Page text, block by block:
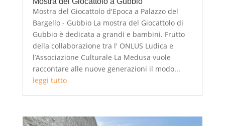
Mostra del Giocattolo d'Epoca a Palazzo del
Bargello - Gubbio La mostra del Giocattolo di
Gubbio è dedicata a grandi e bambini. Frutto
della collaborazione tra l' ONLUS Ludica e
l’Associazione Culturale La Medusa vuole
raccontare alle nuove generazioni il modo...
leggi tutto